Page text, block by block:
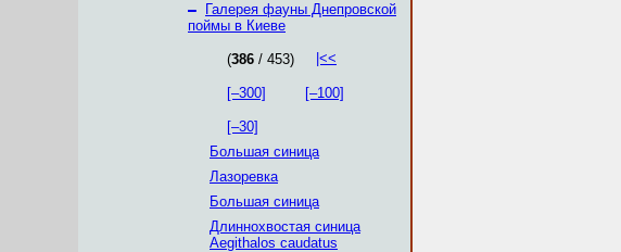
–
Галерея фауны Днепровской
поймы в Киеве
(386 / 453) |<<
[–300] [–100]
[–30]
Большая синица
Лазоревка
Большая синица
Длиннохвостая синица
Aegithalos caudatus